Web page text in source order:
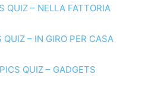
QUIZ – NELLA FATTORIA
– IN GIRO PER CASA
QUIZ – GADGETS